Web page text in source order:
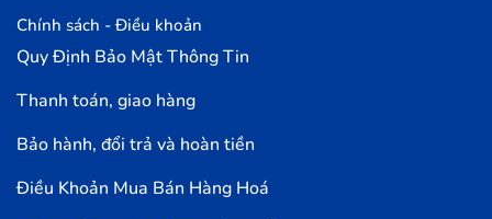
Chính sách - Điều khoản
Quy Định Bảo Mật Thông Tin
Thanh toán, giao hàng
Bảo hành, đổi trả và hoàn tiền
Điều Khoản Mua Bán Hàng Hoá